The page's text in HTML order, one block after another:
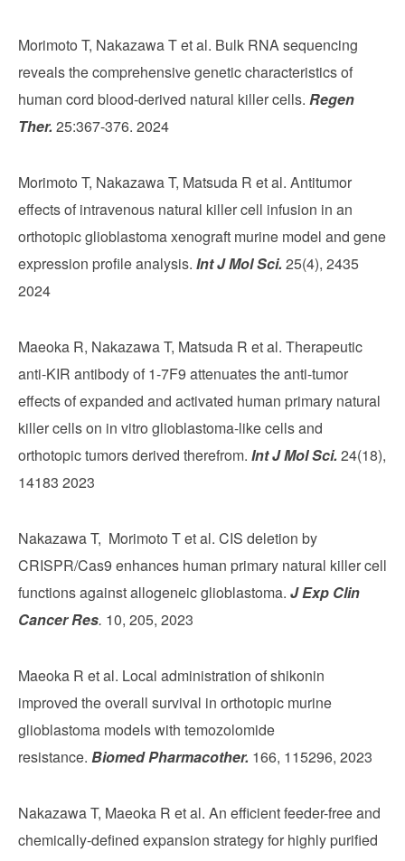
Morimoto T, Nakazawa T et al. Bulk RNA sequencing
reveals the comprehensive genetic characteristics of
human cord blood-derived natural killer cells. Regen
Ther. 25:367-376. 2024
Morimoto T, Nakazawa T, Matsuda R et al. Antitumor
effects of intravenous natural killer cell infusion in an
orthotopic glioblastoma xenograft murine model and gene
expression profile analysis. Int J Mol Sci. 25(4), 2435
2024
Maeoka R, Nakazawa T, Matsuda R et al. Therapeutic
anti-KIR antibody of 1-7F9 attenuates the anti-tumor
effects of expanded and activated human primary natural
killer cells on in vitro glioblastoma-like cells and
orthotopic tumors derived therefrom. Int J Mol Sci. 24(18),
14183 2023
Nakazawa T, Morimoto T et al. CIS deletion by
CRISPR/Cas9 enhances human primary natural killer cell
functions against allogeneic glioblastoma. J Exp Clin
Cancer Res. 10, 205, 2023
Maeoka R et al. Local administration of shikonin
improved the overall survival in orthotopic murine
glioblastoma models with temozolomide
resistance. Biomed Pharmacother. 166, 115296, 2023
Nakazawa T, Maeoka R et al. An efficient feeder-free and
chemically-defined expansion strategy for highly purified